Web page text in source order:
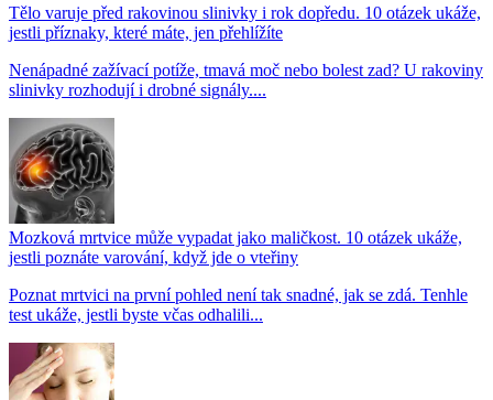
Tělo varuje před rakovinou slinivky i rok dopředu. 10 otázek ukáže,
jestli příznaky, které máte, jen přehlížíte
Nenápadné zažívací potíže, tmavá moč nebo bolest zad? U rakoviny
slinivky rozhodují i drobné signály....
Mozková mrtvice může vypadat jako maličkost. 10 otázek ukáže,
jestli poznáte varování, když jde o vteřiny
Poznat mrtvici na první pohled není tak snadné, jak se zdá. Tenhle
test ukáže, jestli byste včas odhalili...